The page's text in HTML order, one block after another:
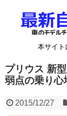
本サイト
プリウス 新
弱点の乗り心
2015/12/27